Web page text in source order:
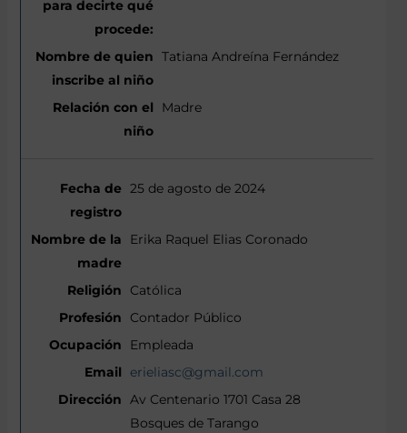
Tatiana Andreína Fernández
Madre
25 de agosto de 2024
Erika Raquel Elias Coronado
Católica
Contador Público
Empleada
erieliasc@gmail.com
Av Centenario 1701 Casa 28
Bosques de Tarango